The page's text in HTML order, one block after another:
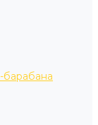
барабана